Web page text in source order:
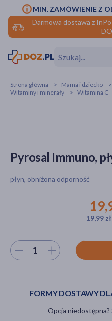
Darmowa dostawa z
MIN. ZAMÓWIENIE Z
Strona główna Mama i dziecko
Witaminy i minerały
Witamina C
Pyrosal Immuno,
płyn, obniżona odporność
19,99
Wybierz ilość
FORMY DOSTAWY
Opcja niedostępna?